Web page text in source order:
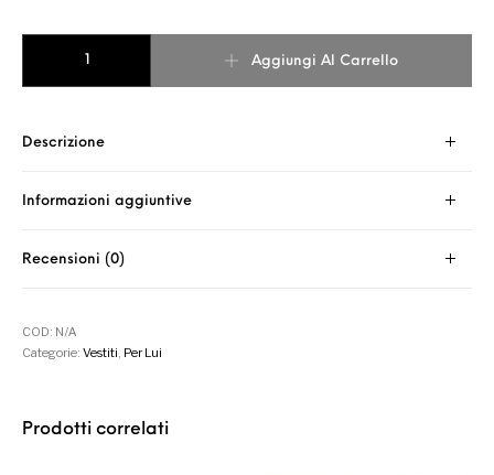
Aggiungi Al Carrello
Descrizione
Informazioni aggiuntive
Recensioni (0)
COD: N/A
Categorie:Vestiti, Per Lui
Prodotti correlati